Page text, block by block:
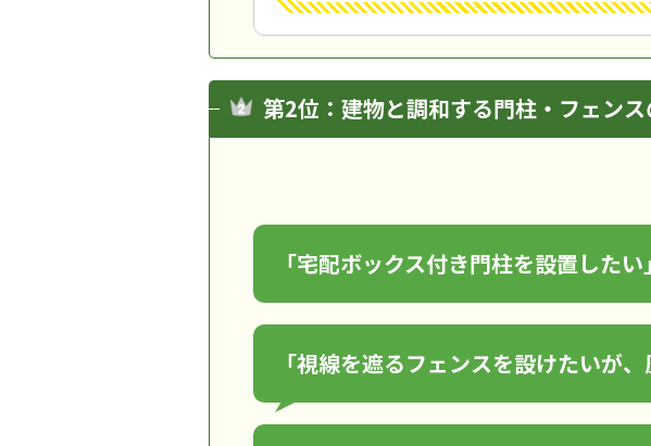
第2位：建物と調和する門柱・フェン
「宅配ボックス付き門柱を設置したい」
「視線を遮るフェンスを設けたいが、